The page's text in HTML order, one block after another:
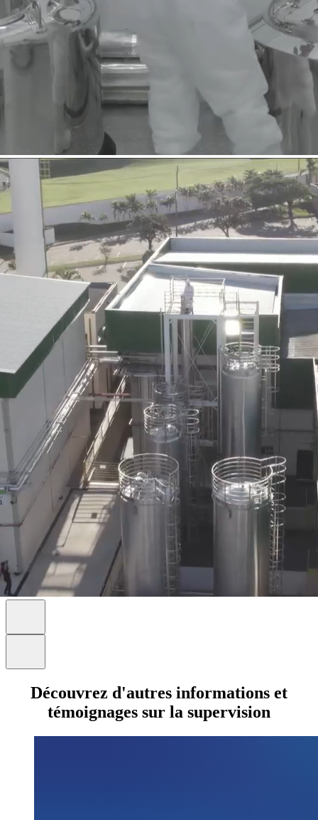
Découvrez d'autres informations et
témoignages sur la supervision